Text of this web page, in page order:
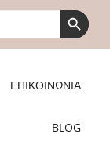
Search Button
ΕΠΙΚΟΙΝΩΝΙΑ
BLOG